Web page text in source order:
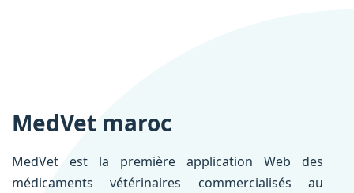
MedVet maroc
MedVet est la première application Web des
médicaments vétérinaires commercialisés au